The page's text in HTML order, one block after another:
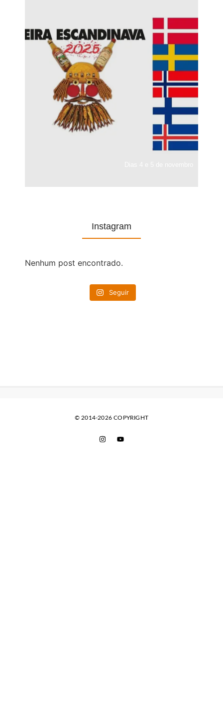
Instagram
Nenhum post encontrado.
Seguir
© 2014-2026 COPYRIGHT